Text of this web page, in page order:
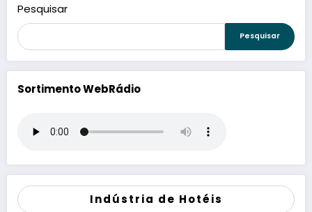
Pesquisar
Pesquisar
Sortimento WebRádio
Indústria de Hotéis